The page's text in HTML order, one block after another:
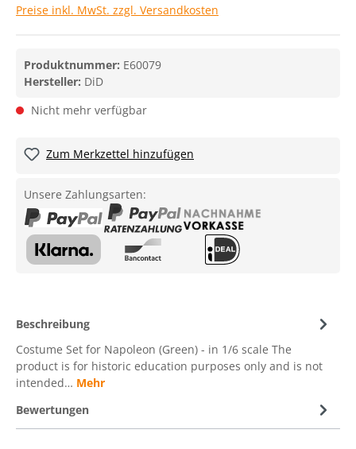
Preise inkl. MwSt. zzgl. Versandkosten
Produktnummer: E60079
Hersteller: DiD
Nicht mehr verfügbar
Zum Merkzettel hinzufügen
Unsere Zahlungsarten:
Beschreibung
Costume Set for Napoleon (Green) - in 1/6 scale The
product is for historic education purposes only and is not
intended… Mehr
Bewertungen